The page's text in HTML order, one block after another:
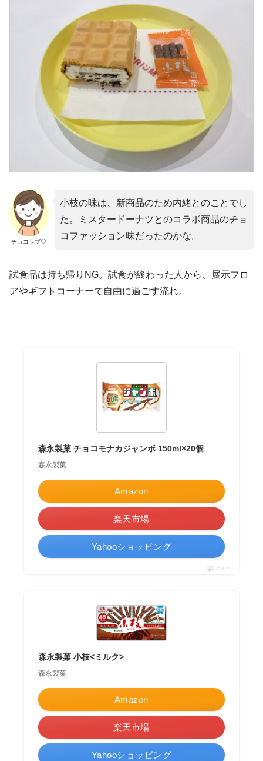
チョコラブ♡
小枝の味は、新商品のため内緒とのことでし
た。ミスタードーナツとのコラボ商品のチョ
コファッション味だったのかな。
試食品は持ち帰りNG。試食が終わった人から、展示フロ
アやギフトコーナーで自由に過ごす流れ。
森永製菓 チョコモナカジャンボ 150ml×20個
森永製菓
Amazon
楽天市場
Yahooショッピング
ポチップ
森永製菓 小枝<ミルク>
森永製菓
Amazon
楽天市場
Yahooショッピング